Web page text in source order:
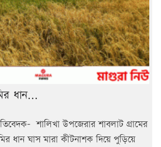
ধান...
শালিখা উপজেরার শাবলাট গ্রামের
ধান ঘাস মারা কীটনাশক দিয়ে পুড়িয়ে